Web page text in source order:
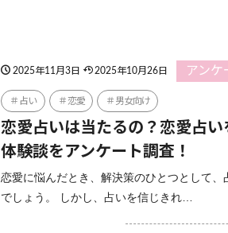
2025年11月3日 2025年10月26日 アンケ
占い 恋愛 男女向け
恋愛占いは当たるの？恋愛占
体験談をアンケート調査！
恋愛に悩んだとき、解決策のひとつとして
でしょう。 しかし、占いを信じきれ…